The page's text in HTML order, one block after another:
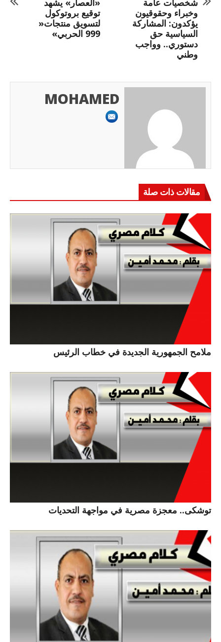
«العصار» يشهد
توقيع بروتوكول
لتسويق منتجات«
999 الحربي»
شخصيات عامة
وخبراء وحقوقيون
يؤكدون: المشاركة
السياسية حق
دستوري.. وواجب
وطني
MOHAMED
مقالات ذات صلة
ملامح الجمهورية الجديدة في خطاب الرئيس
توشكى.. معجزة مصرية في مواجهة التحديات